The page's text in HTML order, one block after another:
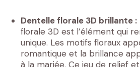
Dentelle florale 3D brillante :
florale 3D est l’élément qui
unique. Les motifs floraux
romantique et la brillance
à la mariée. Ce jeu de relief